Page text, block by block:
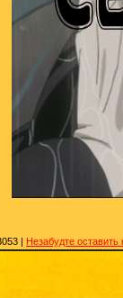
| Незабудте